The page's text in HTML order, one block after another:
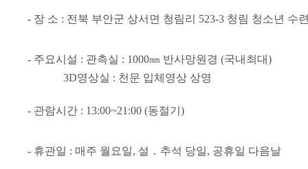
- 장 소 : 전북 부안군 상서면 청림리 523-3 청림 청소년 수
- 주요시설 : 관측실 : 1000㎜ 반사망원경 (국내최대)
3D영상실 : 천문 입체영상 상영
- 관람시간 : 13:00~21:00 (동절기)
- 휴관일 : 매주 월요일, 설 ․ 추석 당일, 공휴일 다음날